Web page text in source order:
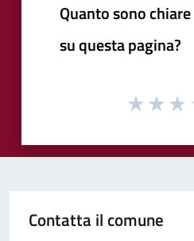
Quanto sono
su questa pagina?
Contatta il comune